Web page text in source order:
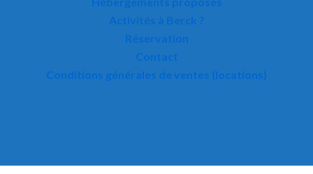
Activités à Berck ?
Réservation
Contact
Conditions générales de ventes (locations)